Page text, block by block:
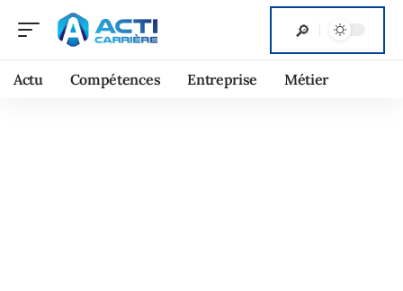
Actu Compétences Entreprise Métier